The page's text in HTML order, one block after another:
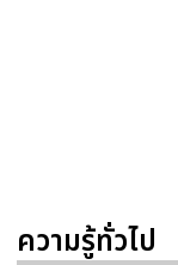
ความรู้ทั่วไป